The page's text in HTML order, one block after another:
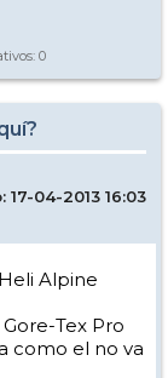
0
17-04-2013 16:03
Alpine
Tex Pro
como el no va